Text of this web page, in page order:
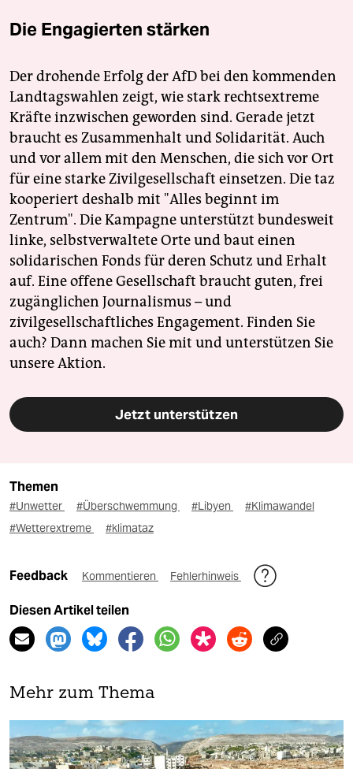
Die Engagierten stärken
Der drohende Erfolg der AfD bei den kommenden
Landtagswahlen zeigt, wie stark rechtsextreme
Kräfte inzwischen geworden sind. Gerade jetzt
braucht es Zusammenhalt und Solidarität. Auch
und vor allem mit den Menschen, die sich vor Ort
für eine starke Zivilgesellschaft einsetzen. Die taz
kooperiert deshalb mit "Alles beginnt im
Zentrum". Die Kampagne unterstützt bundesweit
linke, selbstverwaltete Orte und baut einen
solidarischen Fonds für deren Schutz und Erhalt
auf. Eine offene Gesellschaft braucht guten, frei
zugänglichen Journalismus – und
zivilgesellschaftliches Engagement. Finden Sie
auch? Dann machen Sie mit und unterstützen Sie
unsere Aktion.
Jetzt unterstützen
Themen
#Unwetter #Überschwemmung #Libyen
#Klimawandel
#Wetterextreme
#klimataz
Feedback Kommentieren Fehlerhinweis
Diesen Artikel teilen
Mehr zum Thema